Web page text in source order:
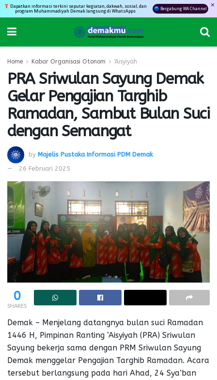
Dapatkan informasi terkini seputar kegiatan, dakwah, sosial, dan
program Muhammadiyah Demak langsung di WhatsApps Bergabung WA Channel
Home Kabar Organisasi Otonom 'Aisyiyah
PRA Sriwulan Sayung Demak
Gelar Pengajian Targhib
Ramadan, Sambut Bulan Suci
dengan Semangat
by Majelis Pustaka Informasi PDM Demak
26 Februari 2025
0
SHARES
Demak – Menjelang datangnya bulan suci Ramadan
1446 H, Pimpinan Ranting ‘Aisyiyah (PRA) Sriwulan
Sayung bekerja sama dengan PRM Sriwulan Sayung
Demak menggelar Pengajian Targhib Ramadan. Acara
tersebut berlangsung pada hari Ahad, 24 Sya’ban